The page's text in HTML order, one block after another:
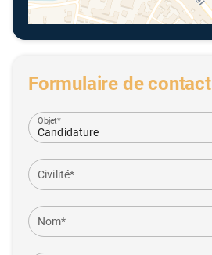
Formulaire de contact
Candidature
Objet*
Civilité*
Nom*